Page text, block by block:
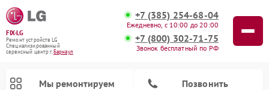
FIX-LG
Ремонт устройств LG
Специализированный
cервисный центр г.Барнаул
+7 (385) 254-68-04
Ежедневно, с 10:00 до 20:00
+7 (800) 302-71-75
Звонок бесплатный по РФ
Мы ремонтируем Позвонить